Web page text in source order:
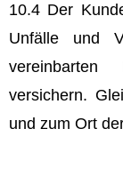
10.4 Der
Unfälle und
versichern.
und zum Ort